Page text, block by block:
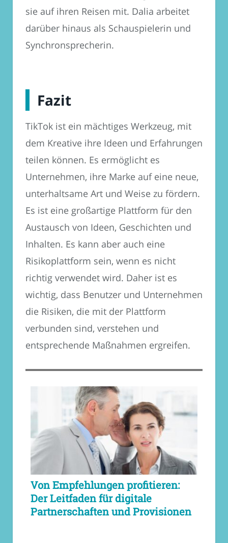
sie auf ihren Reisen mit. Dalia arbeitet
darüber hinaus als Schauspielerin und
Synchronsprecherin.
Fazit
TikTok ist ein mächtiges Werkzeug, mit
dem Kreative ihre Ideen und Erfahrungen
teilen können. Es ermöglicht es
Unternehmen, ihre Marke auf eine neue,
unterhaltsame Art und Weise zu fördern.
Es ist eine großartige Plattform für den
Austausch von Ideen, Geschichten und
Inhalten. Es kann aber auch eine
Risikoplattform sein, wenn es nicht
richtig verwendet wird. Daher ist es
wichtig, dass Benutzer und Unternehmen
die Risiken, die mit der Plattform
verbunden sind, verstehen und
entsprechende Maßnahmen ergreifen.
Von Empfehlungen profitieren:
Der Leitfaden für digitale
Partnerschaften und Provisionen